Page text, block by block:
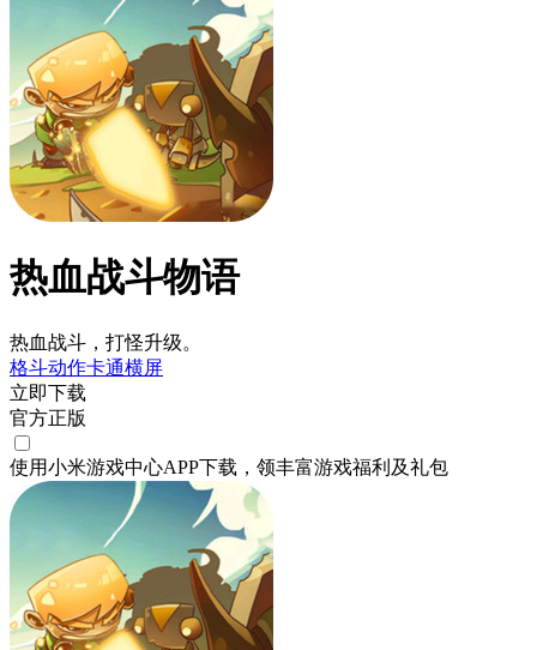
热血战斗物语
热血战斗，打怪升级。
格斗动作卡通横屏
立即下载
官方正版
使用小米游戏中心APP下载 ，领丰富游戏福利 及礼包